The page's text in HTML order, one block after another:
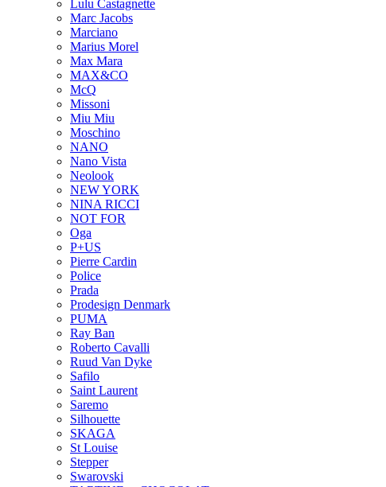
Lulu Castagnette
Marc Jacobs
Marciano
Marius Morel
Max Mara
MAX&CO
McQ
Missoni
Miu Miu
Moschino
NANO
Nano Vista
Neolook
NEW YORK
NINA RICCI
NOT FOR
Oga
P+US
Pierre Cardin
Police
Prada
Prodesign Denmark
PUMA
Ray Ban
Roberto Cavalli
Ruud Van Dyke
Safilo
Saint Laurent
Saremo
Silhouette
SKAGA
St Louise
Stepper
Swarovski